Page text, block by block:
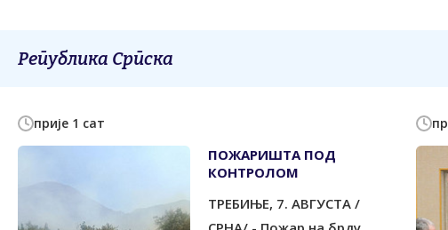
Република Српска
прије 1 сат
ПОЖАРИШТА ПОД
КОНTРОЛОМ
ТРЕБИЊЕ, 7. АВГУСТА /